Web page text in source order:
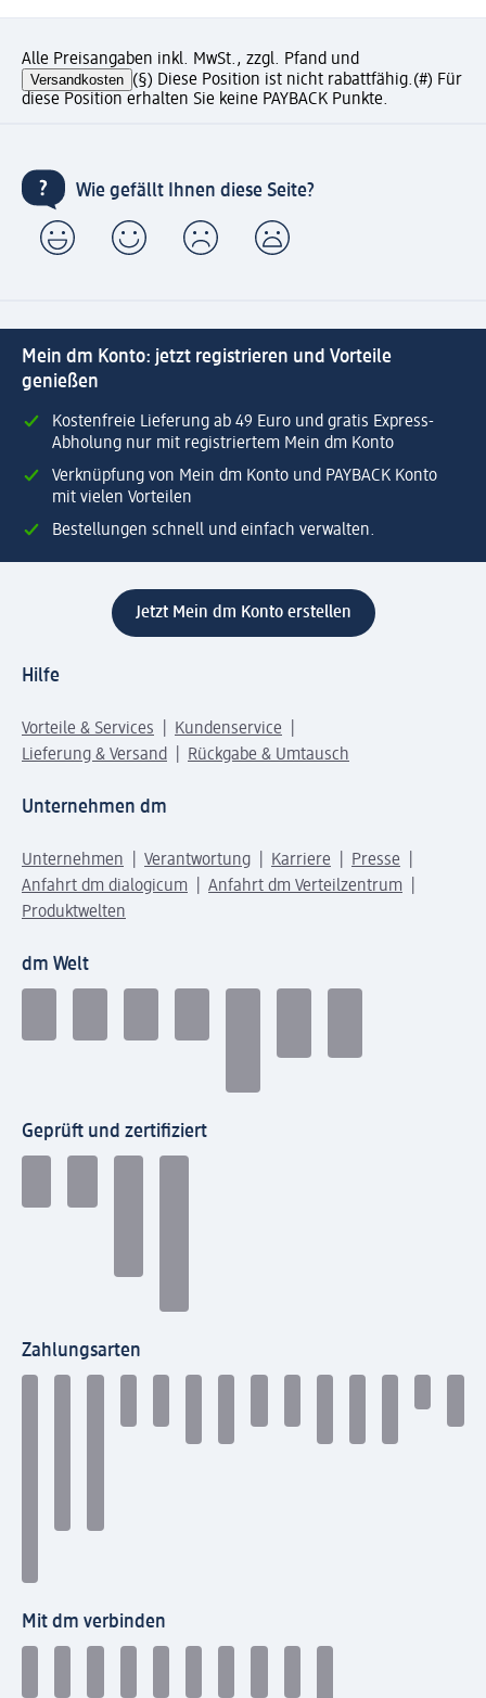
Alle Preisangaben inkl. MwSt., zzgl. Pfand und
Versandkosten (§) Diese Position ist nicht rabattfähig.(#) Für
diese Position erhalten Sie keine PAYBACK Punkte.
Wie gefällt Ihnen diese Seite?
Mein dm Konto: jetzt registrieren und Vorteile
genießen
Kostenfreie Lieferung ab 49 Euro und gratis Express-
Abholung nur mit registriertem Mein dm Konto
Verknüpfung von Mein dm Konto und PAYBACK Konto
mit vielen Vorteilen
Bestellungen schnell und einfach verwalten.
Jetzt Mein dm Konto erstellen
Hilfe
Vorteile & Services
Kundenservice
Lieferung & Versand
Rückgabe & Umtausch
Unternehmen dm
Unternehmen Verantwortung Karriere
Presse
Anfahrt dm dialogicum
Anfahrt dm Verteilzentrum
Produktwelten
dm Welt
Geprüft und zertifiziert
Zahlungsarten
Mit dm verbinden